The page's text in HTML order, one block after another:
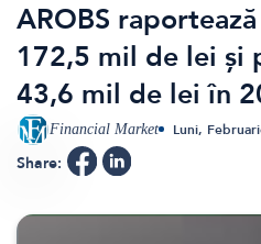
International
BVB Recap
Bursa
Acțiunea Zilei
Brokeri
FINTECH
AROBS
172,5 mil de lei și
43,6 mil de lei în
Financial Market Luni,
Share: